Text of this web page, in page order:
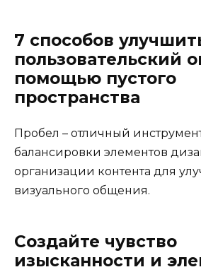
7 способов
пользовательский
помощью пустого
пространства
Пробел – отличный
балансировки элементов
организации контента для
визуального общения.
Создайте чувство
изысканности и